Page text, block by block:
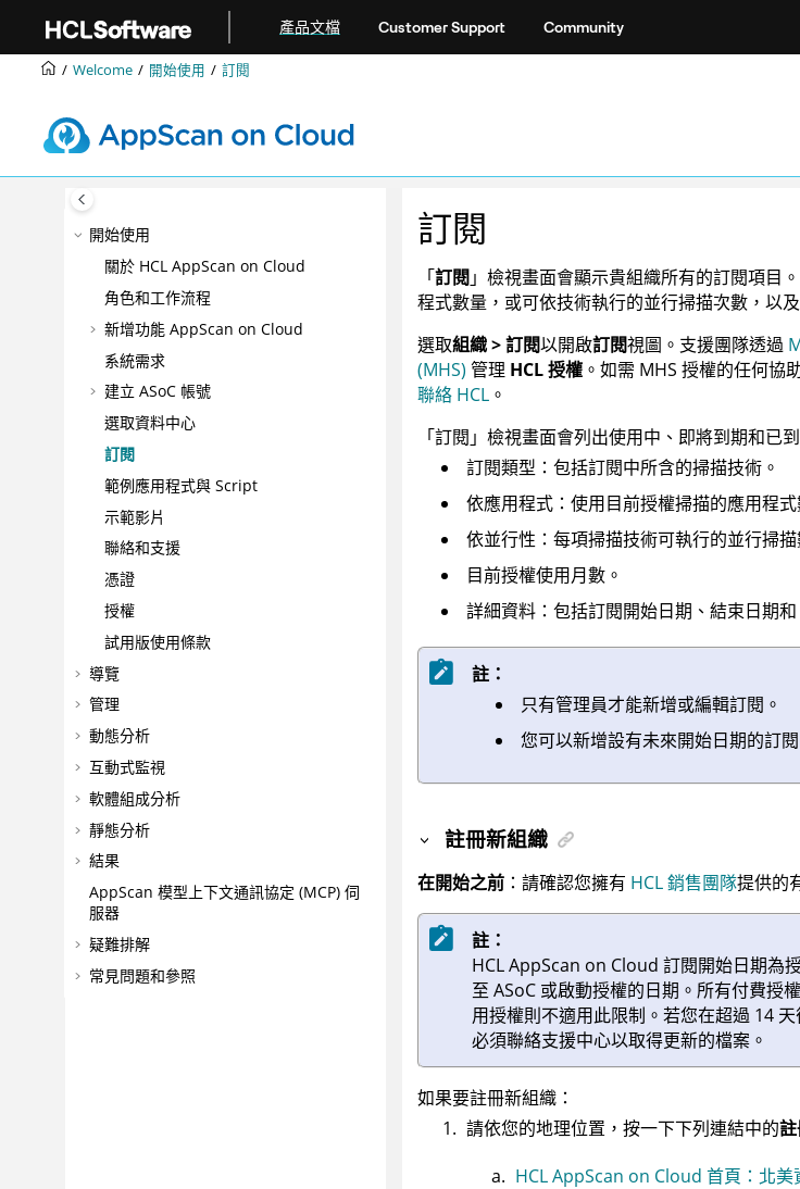
產品文檔 Customer Support Community
Welcome 開始使用 訂閱
開始使用
關於 HCL AppScan on Cloud
角色和工作流程
新增功能 AppScan on Cloud
系統需求
建立 ASoC 帳號
選取資料中心
訂閱
範例應用程式與 Script
示範影片
聯絡和支援
憑證
授權
試用版使用條款
導覽
管理
動態分析
互動式監視
軟體組成分析
靜態分析
結果
AppScan 模型上下文通訊協定 (MCP) 伺
服器
疑難排解
常見問題和參照
訂閱
「訂閱」檢視畫面會顯示貴組織所有的訂閱項目
程式數量，或可依技術執行的並行掃描次數，以
選取組織 > 訂閱以開啟訂閱視圖。支援團隊透過
(MHS) 管理 HCL 授權。如需 MHS 授權的任何協
聯絡 HCL。
「訂閱」檢視畫面會列出使用中、即將到期和已
訂閱類型：包括訂閱中所含的掃描技術。
依應用程式：使用目前授權掃描的應用程式
依並行性：每項掃描技術可執行的並行掃描
目前授權使用月數。
詳細資料：包括訂閱開始日期、結束日期和
註：
只有管理員才能新增或編輯訂閱 。
您可以新增設有未來開始日期的訂閱
註冊新組織
在開始之前：請確認您擁有 HCL 銷售團隊提供的
註：
HCL AppScan on Cloud 訂閱開始日期為
至 ASoC 或啟動授權的日期。所有付費授
用授權則不適用此限制。若您在超過 14
必須聯絡支援中心以取得更新的檔案。
如果要註冊新組織：
請依您的地理位置，按一下下列連結中的
HCL AppScan on Cloud 首頁：北美